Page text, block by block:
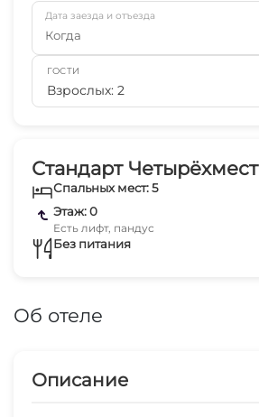
Стандарт
Спальных мест: 5
Этаж: 0
Есть лифт, пандус
Без питания
Об отеле
Описание
Дата заезда и отъезда
Когда
ГОСТИ
Взрослых: 2